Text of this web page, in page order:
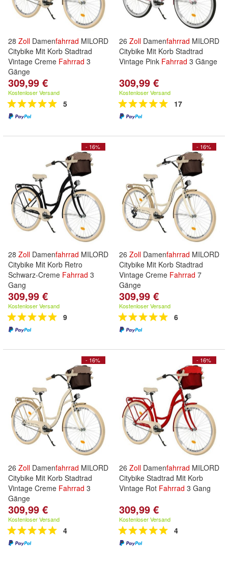
28 Zoll Damenfahrrad MILORD
Citybike Mit Korb Stadtrad
Vintage Creme Fahrrad 3
Gänge
309,99 €
Kostenloser Versand
5
26 Zoll Damenfahrrad MILORD
Citybike Mit Korb Stadtrad
Vintage Pink Fahrrad 3 Gänge
309,99 €
Kostenloser Versand
17
- 16%
28 Zoll Damenfahrrad MILORD
Citybike Mit Korb Retro
Schwarz-Creme Fahrrad 3
Gang
309,99 €
Kostenloser Versand
9
- 16%
26 Zoll Damenfahrrad MILORD
Citybike Mit Korb Stadtrad
Vintage Creme Fahrrad 7
Gänge
309,99 €
Kostenloser Versand
6
- 16%
26 Zoll Damenfahrrad MILORD
Citybike Mit Korb Stadtrad
Vintage Creme Fahrrad 3
Gänge
309,99 €
Kostenloser Versand
4
- 16%
26 Zoll Damenfahrrad MILORD
Citybike Stadtrad Mit Korb
Vintage Rot Fahrrad 3 Gang
309,99 €
Kostenloser Versand
4